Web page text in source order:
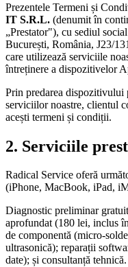
Prezentele Termeni și
IT S.R.L. (denumit în
„Prestator"), cu sediul
București, România, J23/
care utilizează serviciile
întreținere a dispozitivelor
Prin predarea dispozitivului
serviciilor noastre, clientul
acești termeni și condiții.
2. Serviciile
Radical Service oferă
(iPhone, MacBook, iPad,
Diagnostic preliminar
aprofundat (180 lei, inclus
de componentă (micro-
ultrasonică); reparații
date); și consultanță tehnică.